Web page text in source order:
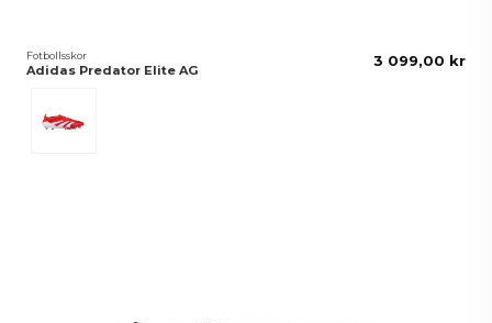
Fotbollsskor
Adidas Predator Elite AG
3 099,00 kr